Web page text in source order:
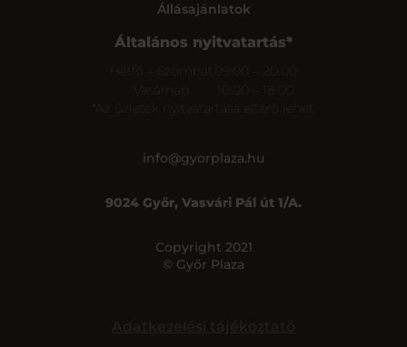
Állásajánlatok
Általános nyitvatartás*
*Az üzletek nyitvatartása eltérő lehet.
info@gyorplaza.hu
9024 Győr, Vasvári Pál út 1/A.
Copyright 2021
© Győr Plaza